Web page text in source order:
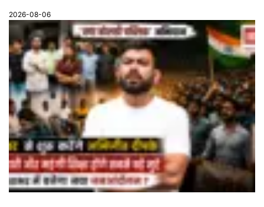
2026-08-06